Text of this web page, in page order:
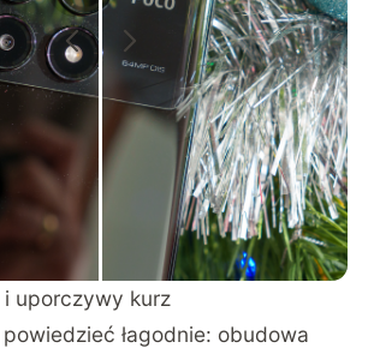
uporczywy kurz
łagodnie: obudowa